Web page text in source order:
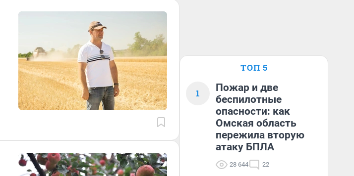
ТОП 5
1
Пожар и две
беспилотные
опасности: как
Омская область
пережила вторую
атаку БПЛА
28 644 22